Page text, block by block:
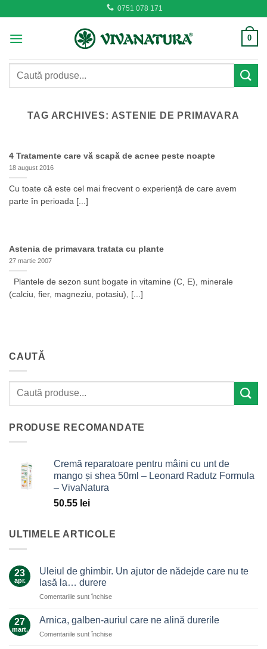
content
0751 078 171
0
Caută
TAG ARCHIVES: ASTENIE DE PRIMAVARA
4 Tratamente care vă scapă de acnee peste noapte
18 august 2016
Cu toate că este cel mai frecvent o experiență de care avem
parte în perioada [...]
Astenia de primavara tratata cu plante
27 martie 2007
Plantele de sezon sunt bogate in vitamine (C, E), minerale
(calciu, fier, magneziu, potasiu), [...]
CAUTĂ
PRODUSE RECOMANDATE
Cremă reparatoare pentru mâini cu unt de
mango și shea 50ml – Leonard Radutz Formula
– VivaNatura
50.55 lei
ULTIMELE ARTICOLE
23
apr.
Uleiul de ghimbir. Un ajutor de nădejde care nu te
lasă la… durere
Comentariile sunt închisepentru
de
Un
27
mart.
Arnica, galben-auriul care ne alină durerile
Comentariile sunt închisepentru